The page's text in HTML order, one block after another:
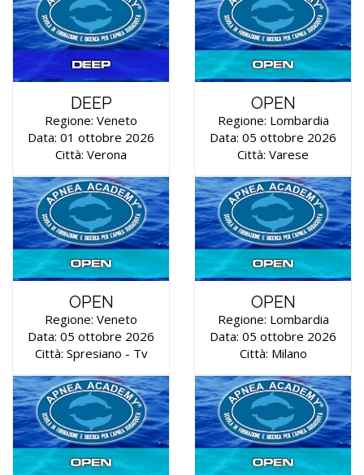
DEEP
Regione: Veneto
Data: 01 ottobre 2026
Città: Verona
OPEN
Regione: Lombardia
Data: 05 ottobre 2026
Città: Varese
OPEN
Regione: Veneto
Data: 05 ottobre 2026
Città: Spresiano - Tv
OPEN
Regione: Lombardia
Data: 05 ottobre 2026
Città: Milano